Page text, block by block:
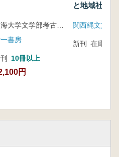
書房
10冊以上
円
と地域社会
関西縄文文化
新刊 在庫なし